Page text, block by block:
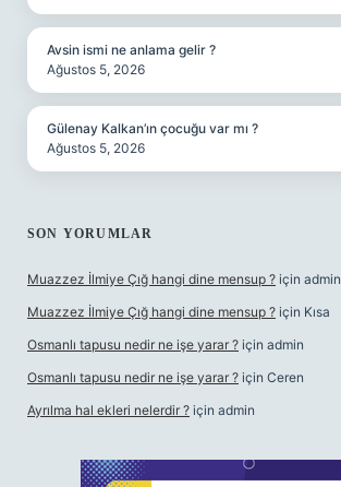
Avsin ismi ne anlama gelir ?
Ağustos 5, 2026
Gülenay Kalkan’ın çocuğu var mı ?
Ağustos 5, 2026
SON YORUMLAR
Muazzez İlmiye Çığ hangi dine mensup ? için admin
Muazzez İlmiye Çığ hangi dine mensup ? için Kısa
Osmanlı tapusu nedir ne işe yarar ? için admin
Osmanlı tapusu nedir ne işe yarar ? için Ceren
Ayrılma hal ekleri nelerdir ? için admin